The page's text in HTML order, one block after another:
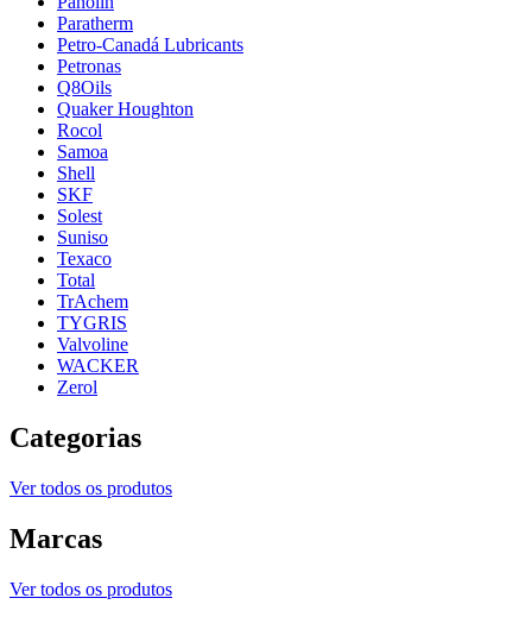
Paratherm
Petro-Canadá Lubricants
Petronas
Q8Oils
Quaker Houghton
Rocol
Samoa
Shell
SKF
Solest
Suniso
Texaco
Total
TrAchem
TYGRIS
Valvoline
WACKER
Zerol
Categorias
Ver todos os produtos
Marcas
Ver todos os produtos